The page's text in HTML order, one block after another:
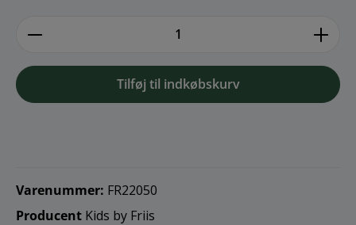
Tilføj til indkøbskurv
Varenummer: FR22050
Producent Kids by Friis